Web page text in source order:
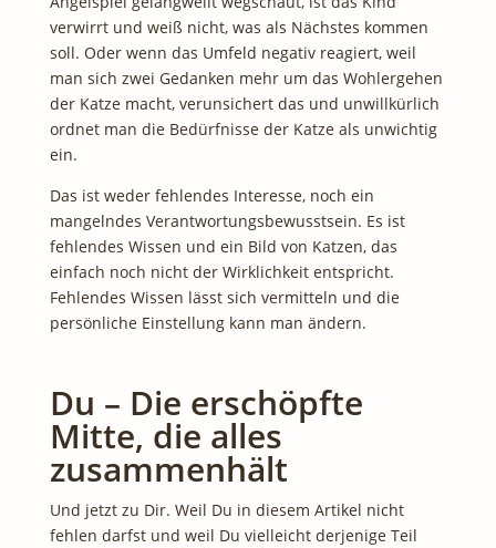
verwirrt und weiß nicht, was als Nächstes kommen
soll. Oder wenn das Umfeld negativ reagiert, weil
man sich zwei Gedanken mehr um das Wohlergehen
der Katze macht, verunsichert das und unwillkürlich
ordnet man die Bedürfnisse der Katze als unwichtig
ein.
Das ist weder fehlendes Interesse, noch ein
mangelndes Verantwortungsbewusstsein. Es ist
fehlendes Wissen und ein Bild von Katzen, das
einfach noch nicht der Wirklichkeit entspricht.
Fehlendes Wissen lässt sich vermitteln und die
persönliche Einstellung kann man ändern.
Du – Die erschöpfte
Mitte, die alles
zusammenhält
Und jetzt zu Dir. Weil Du in diesem Artikel nicht
fehlen darfst und weil Du vielleicht derjenige Teil